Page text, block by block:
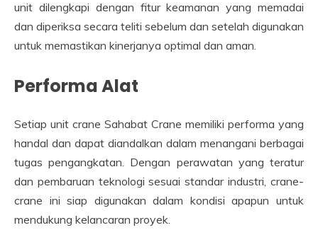
unit dilengkapi dengan fitur keamanan yang memadai
dan diperiksa secara teliti sebelum dan setelah digunakan
untuk memastikan kinerjanya optimal dan aman.
Performa Alat
Setiap unit crane Sahabat Crane memiliki performa yang
handal dan dapat diandalkan dalam menangani berbagai
tugas pengangkatan. Dengan perawatan yang teratur
dan pembaruan teknologi sesuai standar industri, crane-
crane ini siap digunakan dalam kondisi apapun untuk
mendukung kelancaran proyek.